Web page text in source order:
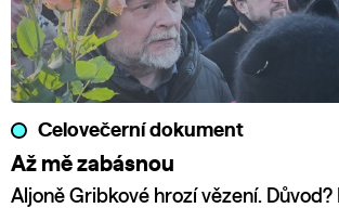
Celovečerní dokument
Až mě zabásnou
Aljoně Gribkové hrozí vězení.